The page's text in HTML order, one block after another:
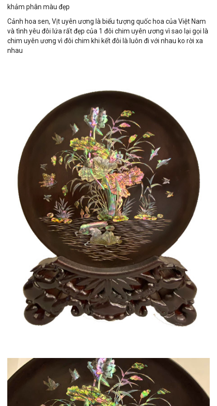
khảm phân màu đẹp
Cảnh hoa sen, Vịt uyên ương là biểu tượng quốc hoa của Việt Nam
và tình yêu đôi lứa rất đẹp của 1 đôi chim uyên ương vì sao lại gọi là
chim uyên ương vì đôi chim khi kết đôi là luôn đi với nhau ko rời xa
nhau